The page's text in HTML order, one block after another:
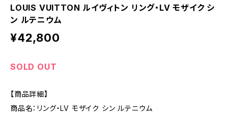
LOUIS VUITTON ルイヴィトン リング・LV モザイク シ
ン ルテニウム
¥42,800
SOLD OUT
【商品詳細】
商品名：リング・LV モザイク シン ルテニウム